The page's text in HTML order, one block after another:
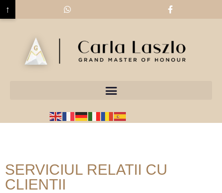
Sari la
SERVICIUL RELATII CU
CLIENTII
↑